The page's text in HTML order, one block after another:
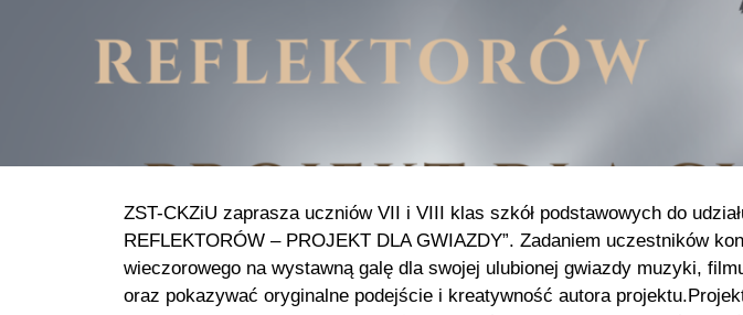
ZST-CKZiU zaprasza uczniów VII i VIII klas szkół podstawowych do
REFLEKTORÓW – PROJEKT DLA GWIAZDY”. Zadaniem uczestników
wieczorowego na wystawną galę dla swojej ulubionej gwiazdy muzyki,
oraz pokazywać oryginalne podejście i kreatywność autora